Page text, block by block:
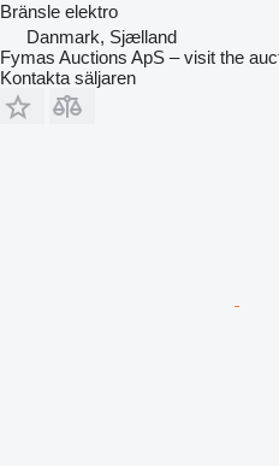
Bränsle elektro
Danmark, Sjælland
Fymas Auctions ApS – visit the
Kontakta säljaren